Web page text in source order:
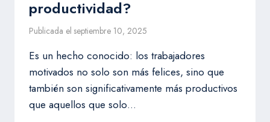
productividad?
Publicada el septiembre 10, 2025
Es un hecho conocido: los trabajadores
motivados no solo son más felices, sino que
también son significativamente más productivos
que aquellos que solo…